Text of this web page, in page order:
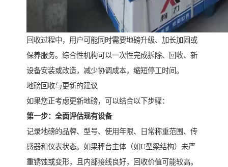
回收过程中，用户可能同时需要地磅升级、加长加固或
保养服务。综合性机构可以一次性完成拆除、回收、新
设备安装或改造，减少协调成本，缩短停工时间。
地磅回收与更新的建议
如果您正考虑更新地磅，可以结合以下步骤：
第一步：全面评估现有设备
记录地磅的品牌、型号、使用年限、日常称重范围、传
感器和仪表状态。如果秤台主体（如U型梁结构）未严
重锈蚀或变形，且内部接线良好，回收价值可能较高。